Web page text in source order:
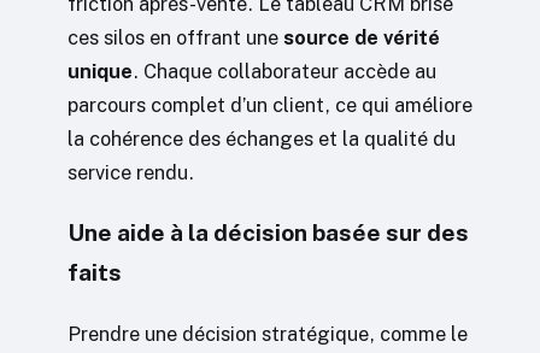
ces silos en offrant une source de vérité
unique. Chaque collaborateur accède au
parcours complet d’un client, ce qui améliore
la cohérence des échanges et la qualité du
service rendu.
Une aide à la décision basée sur des
faits
Prendre une décision stratégique, comme le